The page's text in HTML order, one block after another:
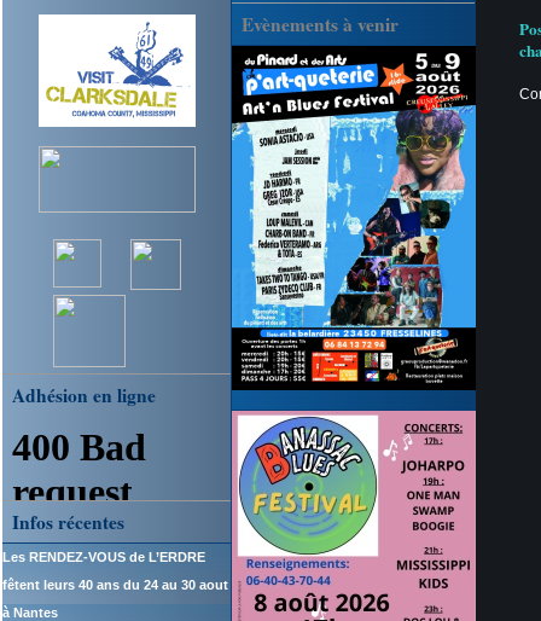
Evènements à venir
Adhésion en ligne
Infos récentes
Les RENDEZ-VOUS de L’ERDRE
fêtent leurs 40 ans du 24 au 30 aout
à Nantes